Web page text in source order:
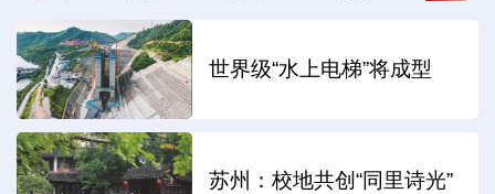
世界级“水上电梯”将成型
苏州：校地共创“同里诗光”